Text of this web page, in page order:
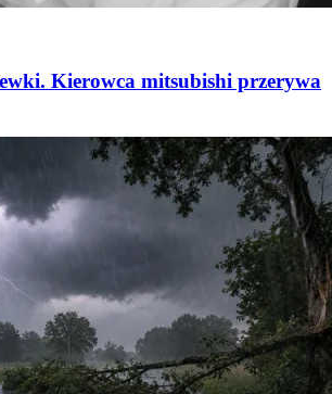
Kierowca mitsubishi przerywa